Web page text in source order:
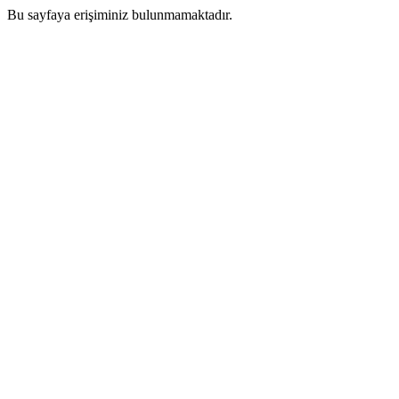
Bu sayfaya erişiminiz bulunmamaktadır.